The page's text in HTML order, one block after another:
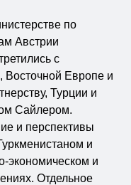
по
Австрии
с
Европе и
Турции и
Сайлером.
и перспективы
и
экономическом и
Отдельное